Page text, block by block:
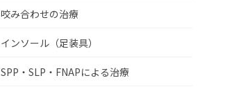
咬み合わせの治療
インソール（足装具）
SPP・SLP・FNAPによる治療